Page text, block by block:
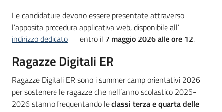
Le candidature devono essere presentate attraverso
l’apposita procedura applicativa web, disponibile all’
indirizzo dedicato
entro il 7 maggio 2026 alle ore 12.
Ragazze Digitali ER
Ragazze Digitali ER sono i summer camp orientativi 2026
per sostenere le ragazze che nell’anno scolastico 2025-
2026 stanno frequentando leclassi terza e quarta delle